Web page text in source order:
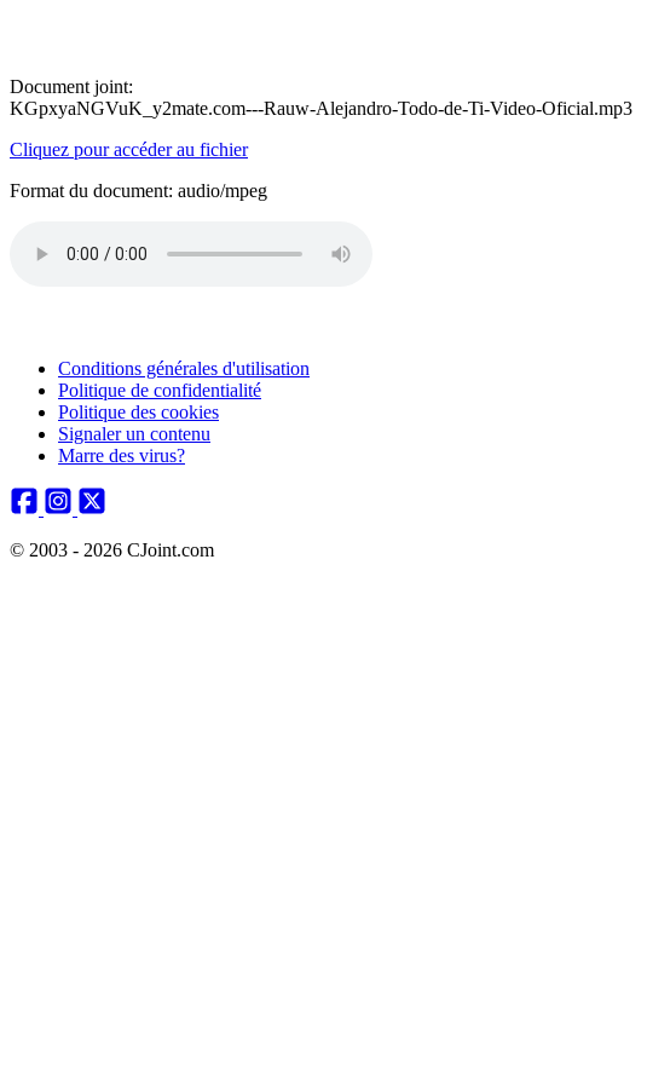
Document joint:
KGpxyaNGVuK_y2mate.com---Rauw-Alejandro-Todo-de-Ti-Video-Oficial.mp3
Cliquez pour accéder au fichier
Format du document: audio/mpeg
Conditions générales d'utilisation
Politique de confidentialité
Politique des cookies
Signaler un contenu
Marre des virus?
© 2003 - 2026 CJoint.com